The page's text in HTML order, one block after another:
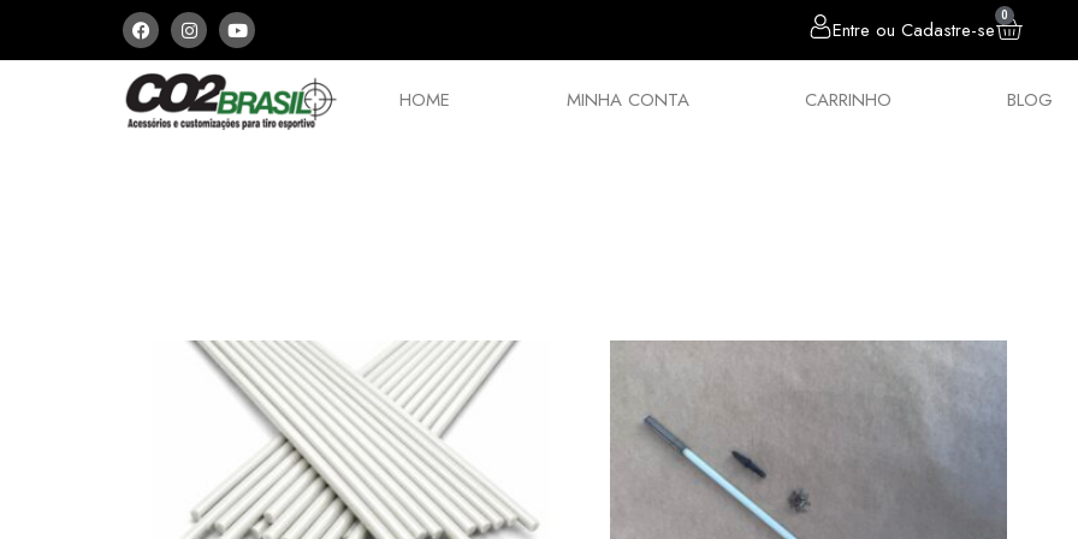
Entre ou Cadastre-se
0
HOME MINHA CONTA CARRINHO BLOG